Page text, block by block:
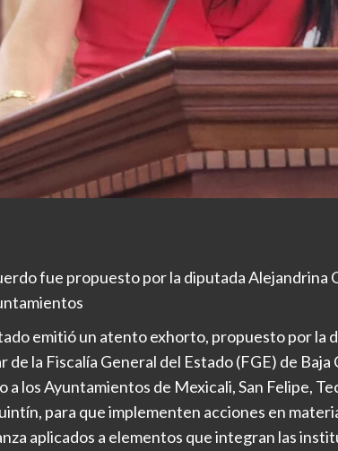
fue propuesto por la diputada Alejandrina
emitió un atento exhorto, propuesto por la
de la Fiscalía General del Estado (FGE) de
a los Ayuntamientos de Mexicali, San Felipe,
para que implementen acciones en
aplicados a elementos que integran las